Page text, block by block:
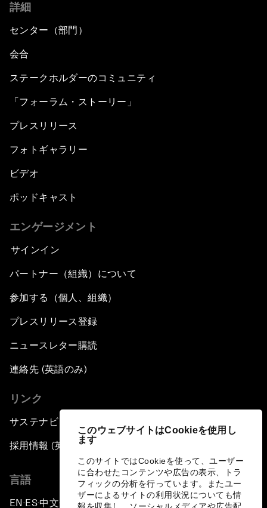
このウェブサイトはCookieを使用し
ます
このサイトではCookieを使って、ユーザー
に合わせたコンテンツや広告の表示、トラ
フィックの分析を行っています。またユー
ザーによるサイトの利用状況についても情
詳細
センター（部門）
会合
ステークホルダーのコミュニティ
「フォーラム・ストーリー」
プレスリリース
フォトギャラリー
ビデオ
ポッドキャスト
エンゲージメント
サインイン
パートナー（組織）について
参加する（個人、組織）
プレスリリース登録
ニュースレター購読
連絡先 (英語のみ)
リンク
サステナビリティへの取り組み
採用情報 (英語のみ)
言語
EN ▪ ES▪中文▪ 日本語